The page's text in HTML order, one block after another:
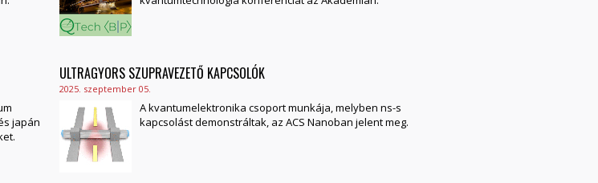
japán
ULTRAGYORS SZUPRAVEZETŐ KAPCSOLÓK
2025. szeptember 05.
A kvantumelektronika csoport munkája, melyben ns-s
kapcsolást demonstráltak, az ACS Nanoban jelent meg.